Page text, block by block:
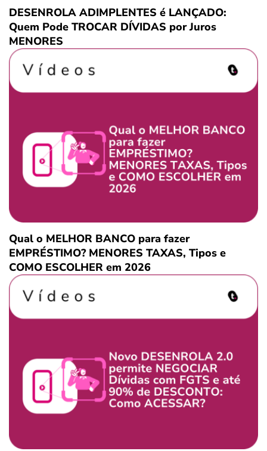
DESENROLA ADIMPLENTES é LANÇADO:
Quem Pode TROCAR DÍVIDAS por Juros
MENORES
Qual o MELHOR BANCO para fazer
EMPRÉSTIMO? MENORES TAXAS, Tipos e
COMO ESCOLHER em 2026